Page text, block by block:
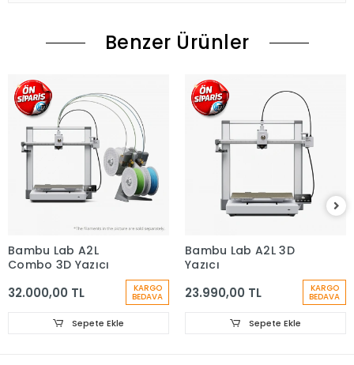
Benzer Ürünler
Bambu Lab A2L
Combo 3D Yazıcı
32.000,00 TL KARGO
BEDAVA
Sepete Ekle
Bambu Lab A2L 3D
Yazıcı
23.990,00 TL KARGO
BEDAVA
Sepete Ekle